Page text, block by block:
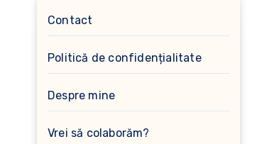
Contact
Politică de confidențialitate
Despre mine
Vrei să colaborăm?